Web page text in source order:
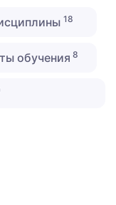
18
обучения 8